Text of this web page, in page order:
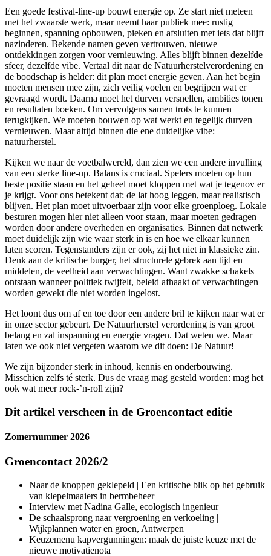
Een goede festival-line-up bouwt energie op. Ze start niet meteen
met het zwaarste werk, maar neemt haar publiek mee: rustig
beginnen, spanning opbouwen, pieken en afsluiten met iets dat blijft
nazinderen. Bekende namen geven vertrouwen, nieuwe
ontdekkingen zorgen voor vernieuwing. Alles blijft binnen dezelfde
sfeer, dezelfde vibe. Vertaal dit naar de Natuurherstelverordening en
de boodschap is helder: dit plan moet energie geven. Aan het begin
moeten mensen mee zijn, zich veilig voelen en begrijpen wat er
gevraagd wordt. Daarna moet het durven versnellen, ambities tonen
en resultaten boeken. Om vervolgens samen trots te kunnen
terugkijken. We moeten bouwen op wat werkt en tegelijk durven
vernieuwen. Maar altijd binnen die ene duidelijke vibe:
natuurherstel.
Kijken we naar de voetbalwereld, dan zien we een andere invulling
van een sterke line-up. Balans is cruciaal. Spelers moeten op hun
beste positie staan en het geheel moet kloppen met wat je tegenov er
je krijgt. Voor ons betekent dat: de lat hoog leggen, maar realistisch
blijven. Het plan moet uitvoerbaar zijn voor elke groenploeg. Lokale
besturen mogen hier niet alleen voor staan, maar moeten gedragen
worden door andere overheden en organisaties. Binnen dat netwerk
moet duidelijk zijn wie waar sterk in is en hoe we elkaar kunnen
laten scoren. Tegenstanders zijn er ook, zij het niet in klassieke zin.
Denk aan de kritische burger, het structurele gebrek aan tijd en
middelen, de veelheid aan verwachtingen. Want zwakke schakels
ontstaan wanneer politiek twijfelt, beleid afhaakt of verwachtingen
worden gewekt die niet worden ingelost.
Het loont dus om af en toe door een andere bril te kijken naar wat er
in onze sector gebeurt. De Natuurherstel verordening is van groot
belang en zal inspanning en energie vragen. Dat weten we. Maar
laten we ook niet vergeten waarom we dit doen: De Natuur!
We zijn bijzonder sterk in inhoud, kennis en onderbouwing.
Misschien zelfs té sterk. Dus de vraag mag gesteld worden: mag het
ook wat meer rock-’n-roll zijn?
Dit artikel verscheen in de Groencontact editie
Zomernummer 2026
Groencontact 2026/2
Naar de knoppen geklepeld | Een kritische blik op het gebruik
van klepelmaaiers in bermbeheer
Interview met Nadina Galle, ecologisch ingenieur
De schaalsprong naar vergroening en verkoeling |
Wijkplannen water en groen, Antwerpen
Keuzemenu kapvergunningen: maak de juiste keuze met de
nieuwe motivatienota